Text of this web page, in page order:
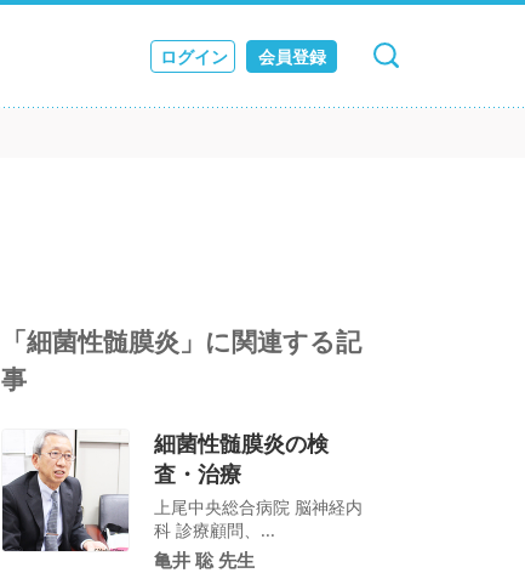
ログイン 会員登録
検索 キャンセル
「細菌性髄膜炎」に関連する記
事
細菌性髄膜炎の検
査・治療
上尾中央総合病院 脳神経内
科 診療顧問、...
亀井 聡 先生